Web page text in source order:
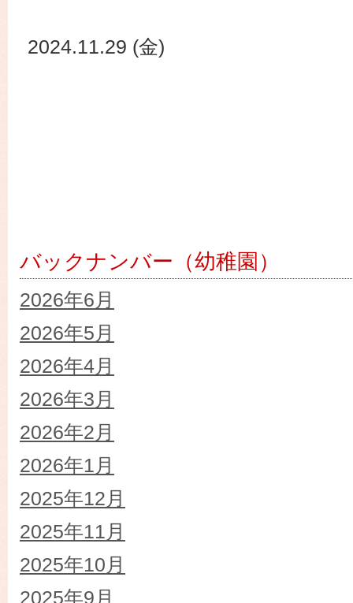
2024.11.29 (金)
バックナンバー（幼稚園）
2026年6月
2026年5月
2026年4月
2026年3月
2026年2月
2026年1月
2025年12月
2025年11月
2025年10月
2025年9月